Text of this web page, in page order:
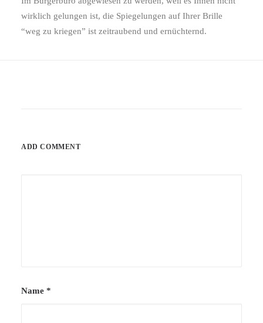
wirklich gelungen ist, die Spiegelungen auf Ihrer Brille
“weg zu kriegen” ist zeitraubend und ernüchternd.
ADD COMMENT
Name *